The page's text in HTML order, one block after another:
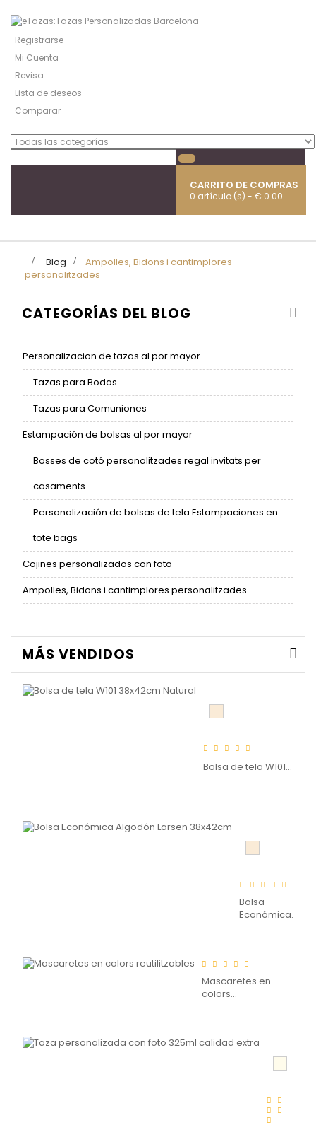
Registrarse
Mi Cuenta
Revisa
Lista de deseos
Comparar
CARRITO DE COMPRAS
0 artículo (s) - € 0.00
>
Blog >
Ampolles, Bidons i cantimplores
personalitzades
CATEGORÍAS DEL BLOG
Personalizacion de tazas al por mayor
Tazas para Bodas
Tazas para Comuniones
Estampación de bolsas al por mayor
Bosses de cotó personalitzades regal invitats per
casaments
Personalización de bolsas de tela.Estampaciones en
tote bags
Cojines personalizados con foto
Ampolles, Bidons i cantimplores personalitzades
MÁS VENDIDOS
Bolsa de tela W101...
Bolsa
Económica...
Mascaretes en
colors...